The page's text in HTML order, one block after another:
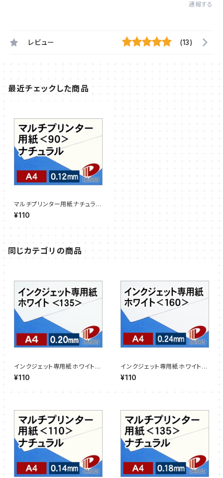
通報する
レビュー (13)
最近チェックした商品
マルチプリンター用紙ナチュラル
＜90＞A4/3枚【サンプル販売】
¥110
同じカテゴリの商品
インクジェット専用紙ホワイト＜
135＞A4/3枚【サンプル販売】
¥110
インクジェット専用紙ホワイト＜
160＞A4/3枚【サンプル販売】
¥110